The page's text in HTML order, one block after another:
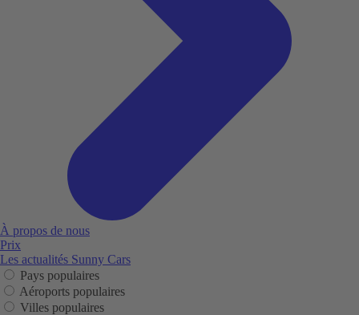
À propos de nous
Prix
Les actualités Sunny Cars
Pays populaires
Aéroports populaires
Villes populaires